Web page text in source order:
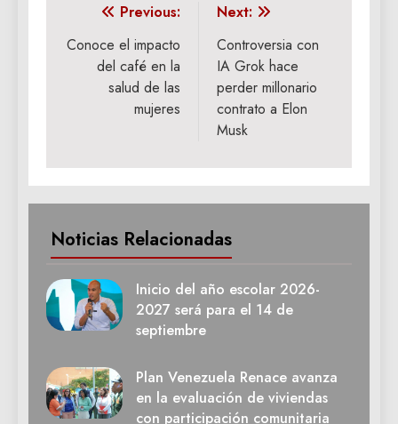
Navegación
de
entradas
Previous:
Conoce el impacto
del café en la
salud de las
mujeres
Next:
Controversia con
IA Grok hace
perder millonario
contrato a Elon
Musk
Noticias Relacionadas
Inicio del año escolar 2026-
2027 será para el 14 de
septiembre
Plan Venezuela Renace avanza
en la evaluación de viviendas
con participación comunitaria